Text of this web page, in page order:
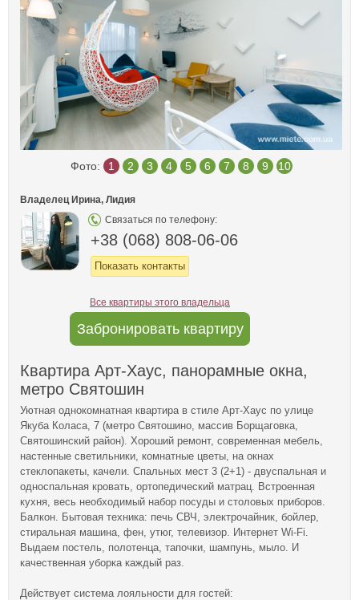
Фото: 1 2 3 4 5 6 7 8 9 10
Владелец Ирина, Лидия
Связаться по телефону:
+38 (068) 808-06-06
Показать контакты
Все квартиры этого владельца
Забронировать квартиру
Квартира Арт-Хаус, панорамные окна,
метро Святошин
Уютная однокомнатная квартира в стиле Арт-Хаус по улице
Якуба Коласа, 7 (метро Святошино, массив Борщаговка,
Святошинский район). Хороший ремонт, современная мебель,
настенные светильники, комнатные цветы, на окнах
стеклопакеты, качели. Спальных мест 3 (2+1) - двуспальная и
односпальная кровать, ортопедический матрац. Встроенная
кухня, весь необходимый набор посуды и столовых приборов.
Балкон. Бытовая техника: печь СВЧ, электрочайник, бойлер,
стиральная машина, фен, утюг, телевизор. Интернет Wi-Fi.
Выдаем постель, полотенца, тапочки, шампунь, мыло. И
качественная уборка каждый раз.
Действует система лояльности для гостей: